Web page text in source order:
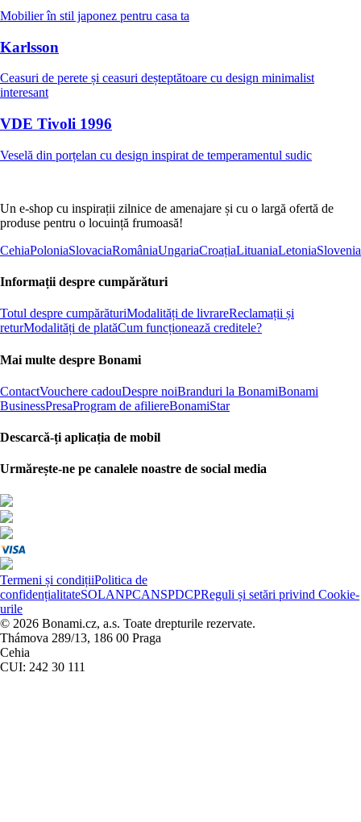
Mobilier în stil japonez pentru casa ta
Karlsson
Ceasuri de perete și ceasuri deșteptătoare cu design minimalist
interesant
VDE Tivoli 1996
Veselă din porțelan cu design inspirat de temperamentul sudic
Un e-shop cu inspirații zilnice de amenajare și cu o largă ofertă de
produse pentru o locuință frumoasă!
CehiaPoloniaSlovaciaRomâniaUngariaCroațiaLituaniaLetoniaSlovenia
Informații despre cumpărături
Totul despre cumpărăturiModalități de livrareReclamații și
returModalități de platăCum funcționează creditele?
Mai multe despre Bonami
ContactVouchere cadouDespre noiBranduri la BonamiBonami
BusinessPresaProgram de afiliereBonamiStar
Descarcă-ți aplicația de mobil
Urmărește-ne pe canalele noastre de social media
Termeni și condițiiPolitica de
confidențialitateSOLANPCANSPDCPReguli și setări privind Cookie-
urile
© 2026 Bonami.cz, a.s. Toate drepturile rezervate.
Thámova 289/13, 186 00 Praga
Cehia
CUI: 242 30 111